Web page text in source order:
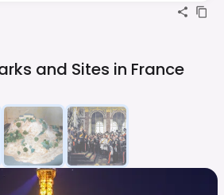
and Sites in France